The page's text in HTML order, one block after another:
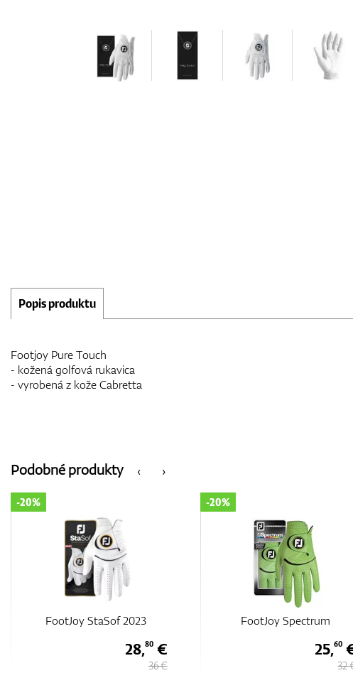
Popis produktu
Footjoy Pure Touch
- kožená golfová rukavica
- vyrobená z kože Cabretta
‹
Podobné produkty ›
FootJoy Spectrum
-20%
25,60€
32 €
FootJoy Spectrum
-20%
25,60
32